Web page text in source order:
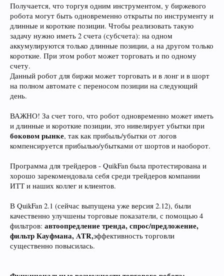
Получается, что торгуя одним инструментом, у биржевого
робота могут быть одновременно открыты по инструменту и
длинные и короткие позиции. Чтобы реализовать такую
задачу нужно иметь 2 счета (субсчета): на одном
аккумулируются только длинные позиции, а на другом только
короткие. При этом робот может торговать и по одному
счету.
Данный робот для биржи может торговать и в лонг и в шорт
на полном автомате с переносом позиции на следующий
день.
ВАЖНО! За счет того, что робот одновременно может иметь
и длинные и короткие позиции, это нивелирует убытки при
боковом рынке, так как прибыль/убытки от логов
компенсируется прибылью/убытками от шортов и наоборот.
Программа для трейдеров - QuikFan была протестирована и
хорошо зарекомендовала себя среди трейдеров компании
ИТТ и наших коллег и клиентов.
В QuikFan 2.1 (сейчас выпущена уже версия 2.12), были
качественно улучшены торговые показатели, с помощью 4
фильтров: автоопредление тренда, спрос/предложение,
фильтр Кауфмана, ATR,эффективность торговли
существенно повысилась.